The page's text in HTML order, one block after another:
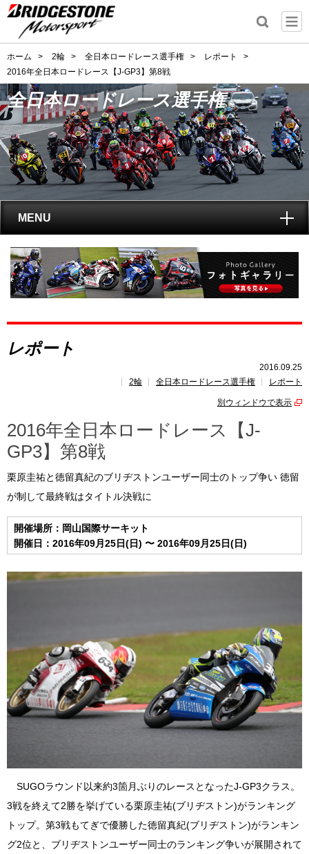
ホーム > 2輪 > 全日本ロードレース選手権 > レポート
>
2016年全日本ロードレース【J-GP3】第8戦
全日本ロードレース選手権
MENU
トップ
全日本ロードレース選手権とは?
レポート
速報
ポイント ランキング
レポート
2016.09.25
2輪
全日本ロードレース選手権 レポート
別ウィンドウで表示
2016年全日本ロードレース【J-
GP3】第8戦
栗原圭祐と徳留真紀のブリヂストンユーザー同士のトップ争い 徳留
が制して最終戦はタイトル決戦に
開催場所：岡山国際サーキット
開催日：2016年09月25日(日) 〜 2016年09月25日(日)
SUGOラウンド以来約3箇月ぶりのレースとなったJ-GP3クラス。
3戦を終えて2勝を挙げている栗原圭祐(ブリヂストン)がランキング
トップ。第3戦もてぎで優勝した徳留真紀(ブリヂストン)がランキン
グ2位と、ブリヂストンユーザー同士のランキング争いが展開されて